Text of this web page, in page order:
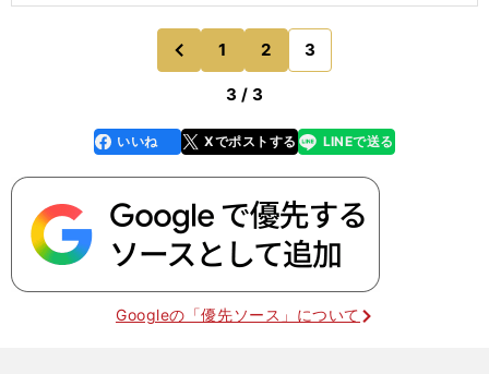
前
のページへ
1 2 3
3 / 3
faceboo
k
いいね Xでポストする
line LINEで送る
Googleの「優先ソース」について